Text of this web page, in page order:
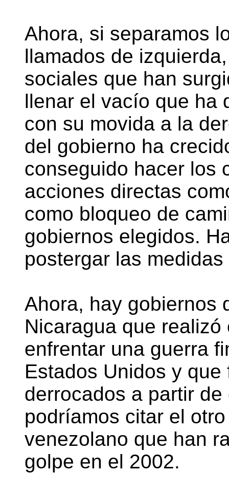
Ahora, si separamos
llamados de
sociales que han
llenar el vacío que ha
con su movida a la
del gobierno ha
conseguido hacer los
acciones directas
como bloqueo de
gobiernos elegidos.
postergar las
Ahora, hay gobiernos
Nicaragua que
enfrentar una guerra
Estados Unidos y
derrocados a partir
podríamos citar el
venezolano que han
golpe en el 2002.